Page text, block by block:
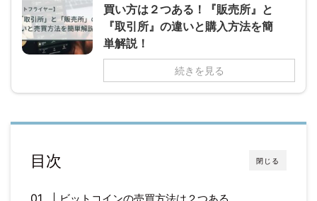
買い方は２つある！『販売所』と
『取引所』の違いと購入方法を簡
単解説！
続きを見る
閉じる
目次